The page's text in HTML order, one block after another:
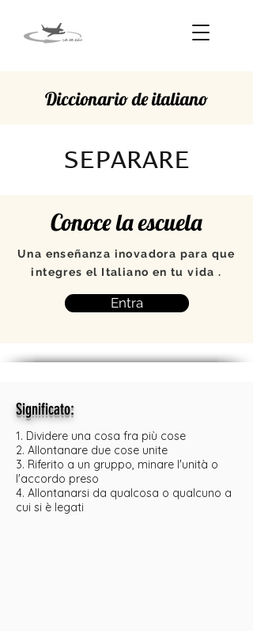
Diccionario de italiano
SEPARARE
Conoce la escuela
Una enseñanza inovadora para que
integres el Italiano en tu vida .
Entra
Significato:
1. Dividere una cosa fra più cose
2. Allontanare due cose unite
3. Riferito a un gruppo, minare l'unità o
l'accordo preso
4. Allontanarsi da qualcosa o qualcuno a
cui si è legati